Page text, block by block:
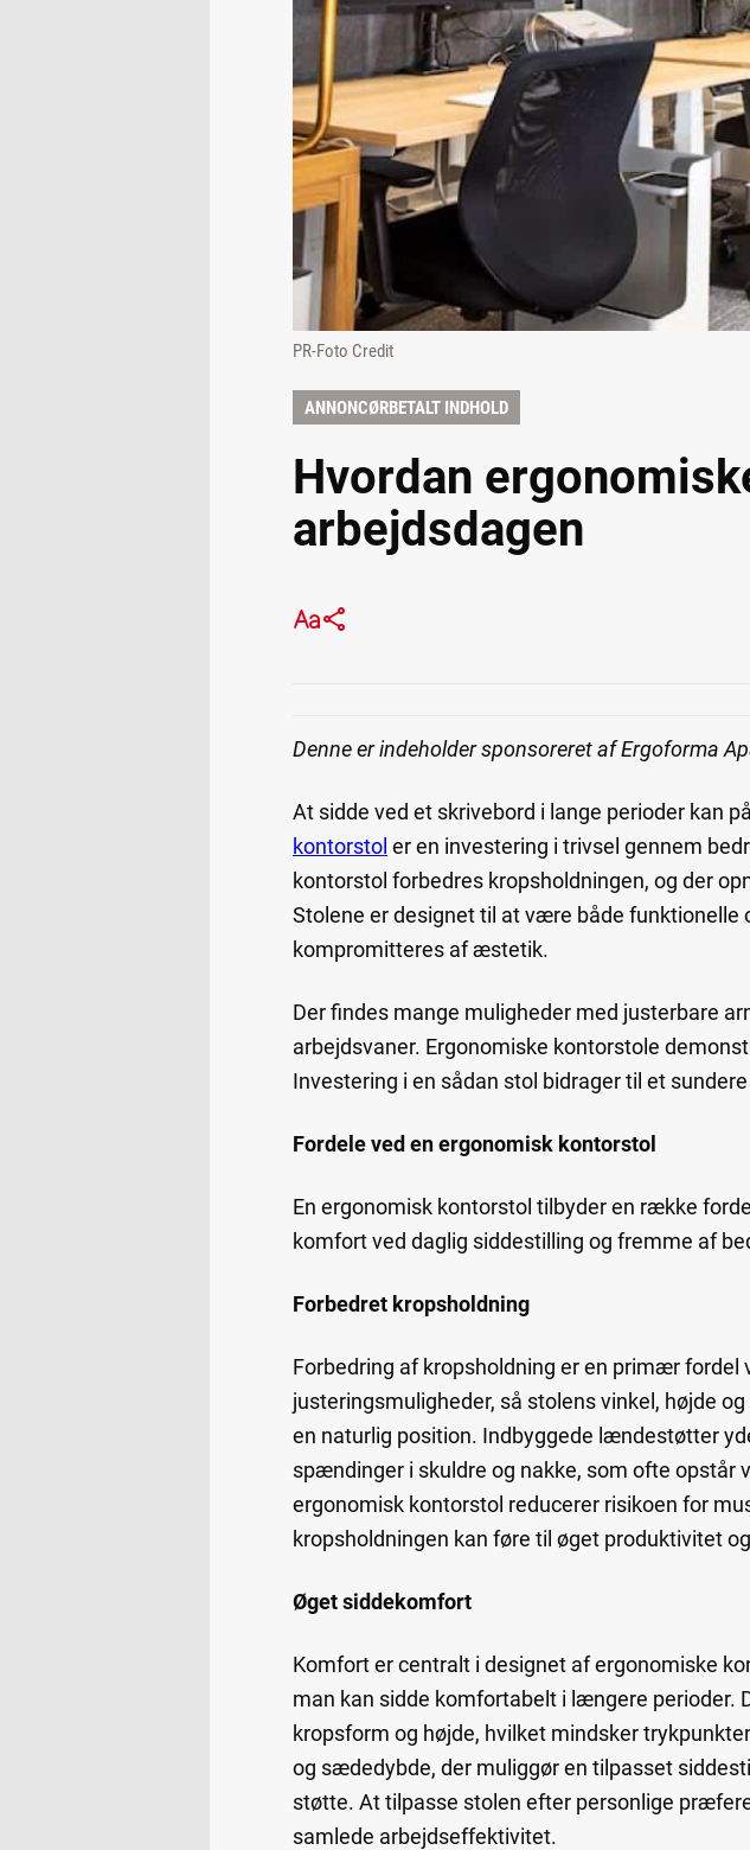
PR-Foto Credit
ANNONCØRBETALT INDHOLD
Hvordan
arbejdsdagen
Denne er indeholder sponsoreret af Ergoforma
At sidde ved et skrivebord i lange perioder kan
kontorstol er en investering i trivsel gennem
kontorstol forbedres kropsholdningen, og der
Stolene er designet til at være både funktionelle
kompromitteres af æstetik.
Der findes mange muligheder med justerbare
arbejdsvaner. Ergonomiske kontorstole
Investering i en sådan stol bidrager til et
Fordele ved en ergonomisk kontorstol
En ergonomisk kontorstol tilbyder en række
komfort ved daglig siddestilling og fremme af
Forbedret kropsholdning
Forbedring af kropsholdning er en primær
justeringsmuligheder, så stolens vinkel, højde
en naturlig position. Indbyggede lændestøtter
spændinger i skuldre og nakke, som ofte
ergonomisk kontorstol reducerer risikoen for
kropsholdningen kan føre til øget produktivitet
Øget siddekomfort
Komfort er centralt i designet af ergonomiske
man kan sidde komfortabelt i længere perioder.
kropsform og højde, hvilket mindsker
og sædedybde, der muliggør en tilpasset
støtte. At tilpasse stolen efter personlige
samlede arbejdseffektivitet.